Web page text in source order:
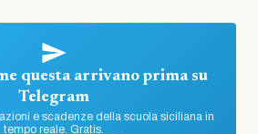
questa arrivano prima su
Telegram
e scadenze della scuola siciliana in
tempo reale. Gratis.